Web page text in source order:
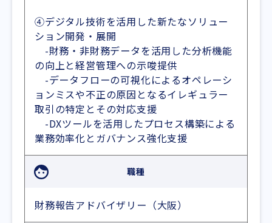
④デジタル技術を活用した新たなソリュー
ション開発・展開
-財務・非財務データを活用した分析機能
の向上と経営管理への示唆提供
-データフローの可視化によるオペレーシ
ョンミスや不正の原因となるイレギュラー
取引の特定とその対応支援
-DXツールを活用したプロセス構築による
業務効率化とガバナンス強化支援
職種
財務報告アドバイザリー（大阪）